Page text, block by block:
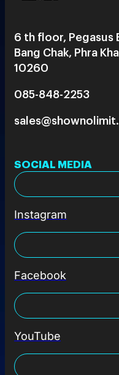
6 th floor, Pegasus
Bang Chak, Phra
10260
085-848-2253
SOCIAL MEDIA
Instagram
Facebook
YouTube